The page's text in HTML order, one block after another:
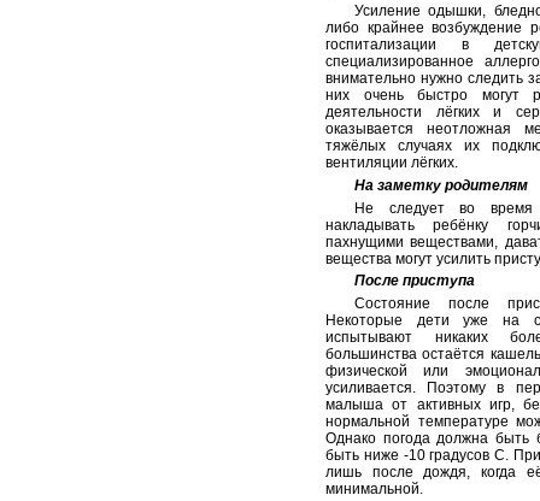
Усиление одышки,
либо крайнее возбуждение
госпитализации в
специализированное
внимательно нужно следить
них очень быстро могут
деятельности лёгких и
оказывается неотложная
тяжёлых случаях их
вентиляции лёгких.
На заметку родителям
Не следует во время
накладывать ребёнку
пахнущими веществами,
вещества могут усилить
После приступа
Состояние после
Некоторые дети уже на
испытывают никаких
большинства остаётся
физической или
усиливается. Поэтому в
малыша от активных игр,
нормальной температуре
Однако погода должна быть
быть ниже -10 градусов С.
лишь после дождя, когда
минимальной.